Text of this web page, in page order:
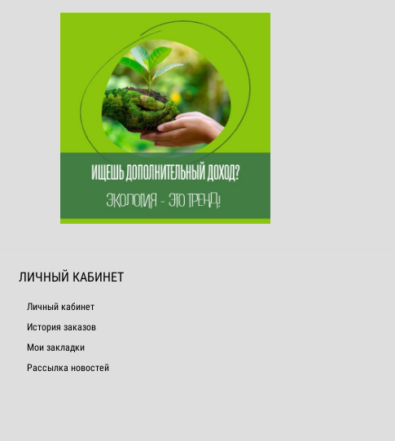
ЛИЧНЫЙ КАБИНЕТ
Личный кабинет
История заказов
Мои закладки
Рассылка новостей